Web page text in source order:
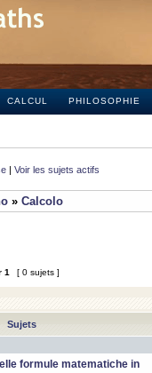
CALCUL PHILOSOPHIE
| Voir les sujets actifs
» Calcolo
1 [ 0 sujets ]
Sujets
formule matematiche in